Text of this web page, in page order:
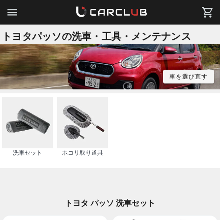
トヨタパッソの洗車・工具・メンテナンス
車を選び直す
洗車セット ホコリ取り道具
トヨタ パッソ 洗車セット